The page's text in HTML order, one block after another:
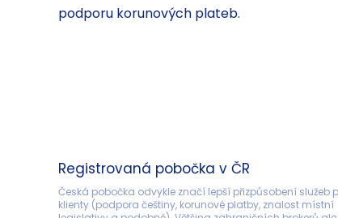
podporu korunových plateb.
Registrovaná pobočka v ČR
Česká pobočka odvykle značí lepší přizpůsobení služeb
klienty (podpora češtiny, korunové platby, znalost místní